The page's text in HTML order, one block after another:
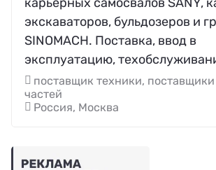
экскаваторов, бульдозеров и
SINOMACH. Поставка, ввод в
эксплуатацию,
поставщик техники,
частей
Россия, Москва